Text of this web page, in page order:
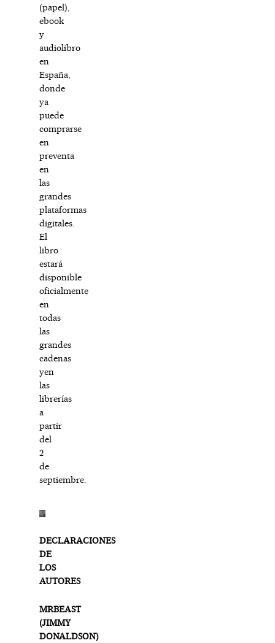
(papel),
ebook
y
audiolibro
en
España,
donde
ya
puede
comprarse
en
preventa
en
las
grandes
plataformas
digitales.
El
libro
estará
disponible
oficialmente
en
todas
las
grandes
cadenas
yen
las
librerías
a
partir
del
2
de
septiembre.
DECLARACIONES
DE
LOS
AUTORES
MRBEAST
(JIMMY
DONALDSON)